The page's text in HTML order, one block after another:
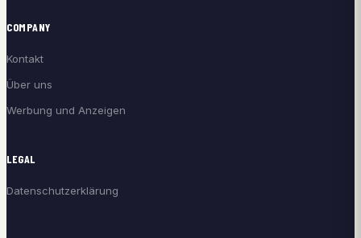
COMPANY
Kontakt
Über uns
Werbung und Anzeigen
LEGAL
Datenschutzerklärung